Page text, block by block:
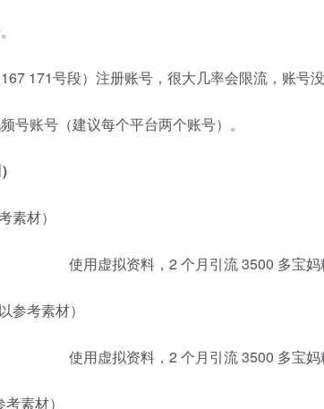
171号段）注册账号，很大几率会限流，账号没
号账号（建议每个平台两个账号）。
素材）
参考素材）
素材）